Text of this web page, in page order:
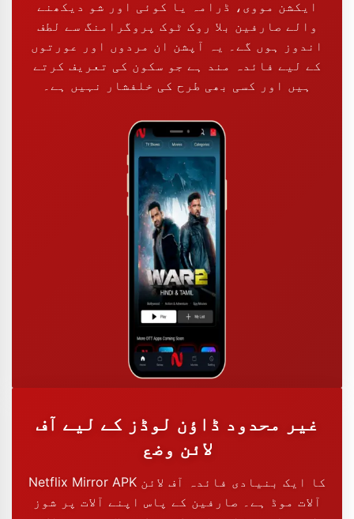
ایکشن مووی، ڈرامہ یا کوئی اور شو دیکھنے
والے صارفین بلا روک ٹوک پروگرامنگ سے لطف
اندوز ہوں گے۔ یہ آپشن ان مردوں اور عورتوں
کے لیے فائدہ مند ہے جو سکون کی تعریف کرتے
ہیں اور کسی بھی طرح کی خلفشار نہیں ہے۔
غیر محدود ڈاؤن لوڈز کے لیے آف
لائن وضع
Netflix Mirror APK کا ایک بنیادی فائدہ آف لائن
آلات موڈ ہے۔ صارفین کے پاس اپنے آلات پر شوز